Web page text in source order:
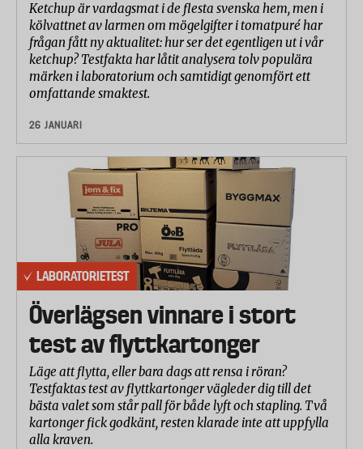
Ketchup är vardagsmat i de flesta svenska hem, men i
kölvattnet av larmen om mögelgifter i tomatpuré har
frågan fått ny aktualitet: hur ser det egentligen ut i vår
ketchup? Testfakta har låtit analysera tolv populära
märken i laboratorium och samtidigt genomfört ett
omfattande smaktest.
26 JANUARI
LABORATORIETEST
Överlägsen vinnare i stort
test av flyttkartonger
Läge att flytta, eller bara dags att rensa i röran?
Testfaktas test av flyttkartonger vägleder dig till det
bästa valet som står pall för både lyft och stapling. Två
kartonger fick godkänt, resten klarade inte att uppfylla
alla kraven.